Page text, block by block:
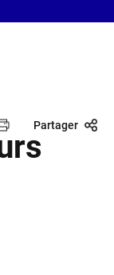
Partager